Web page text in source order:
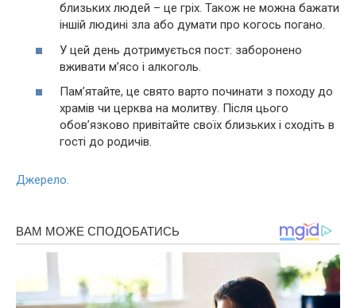
близьких людей – це гріх. Також не можна бажати
іншій людині зла або думати про когось погано.
У цей день дотримується пост: заборонено
вживати м’ясо і алкоголь.
Пам’ятайте, це свято варто починати з походу до
храмів чи церква на молитву. Після цього
обов’язково привітайте своїх близьких і сходіть в
гості до родичів.
Джерело.